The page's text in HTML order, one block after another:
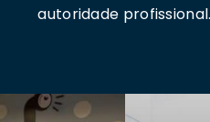
autoridade profissional.